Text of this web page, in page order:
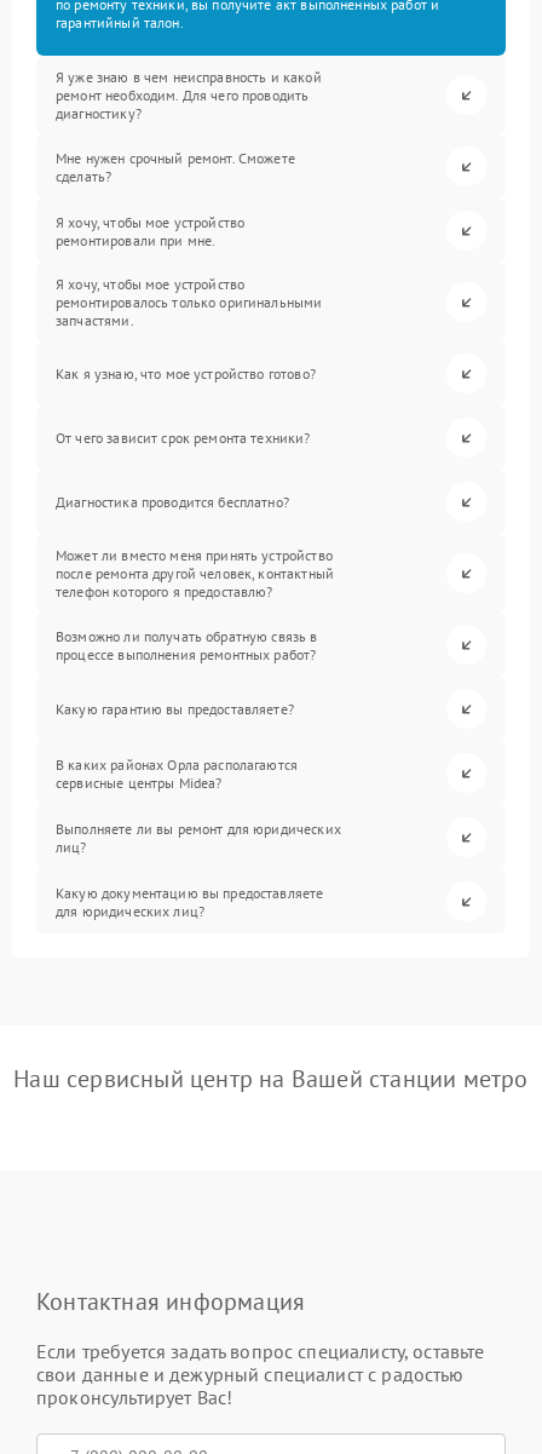
по ремонту техники, вы получите акт выполненных работ и
гарантийный талон.
Я уже знаю в чем неисправность и какой
ремонт необходим. Для чего проводить
диагностику?
Мне нужен срочный ремонт. Сможете
сделать?
Я хочу, чтобы мое устройство
ремонтировали при мне.
Я хочу, чтобы мое устройство
ремонтировалось только оригинальными
запчастями.
Как я узнаю, что мое устройство готово?
От чего зависит срок ремонта техники?
Диагностика проводится бесплатно?
Может ли вместо меня принять устройство
после ремонта другой человек, контактный
телефон которого я предоставлю?
Возможно ли получать обратную связь в
процессе выполнения ремонтных работ?
Какую гарантию вы предоставляете?
В каких районах Орла располагаются
сервисные центры Midea?
Выполняете ли вы ремонт для юридических
лиц?
Какую документацию вы предоставляете
для юридических лиц?
Наш сервисный центр на Вашей станции метро
Контактная информация
Если требуется задать вопрос специалисту, оставьте
свои данные и дежурный специалист с радостью
проконсультирует Вас!